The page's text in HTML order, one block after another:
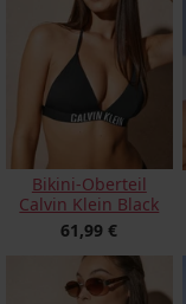
Bikini-Oberteil
Calvin Klein Black
61,99 €